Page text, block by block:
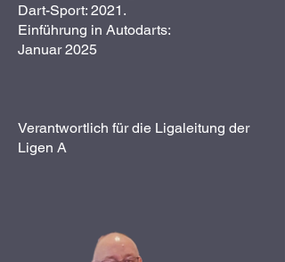
Dart-Sport: 2021.
Einführung in Autodarts:
Januar 2025
Verantwortlich für die Ligaleitung der
Ligen A